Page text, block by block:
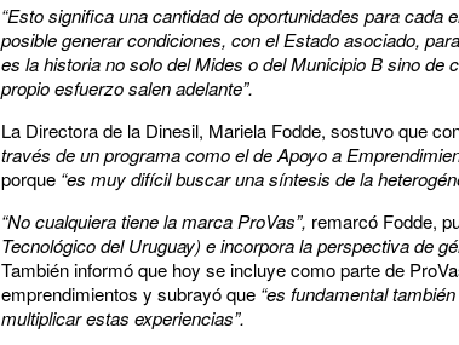
“Esto significa una cantidad de oportunidades para
posible generar condiciones, con el Estado asociado,
es la historia no solo del Mides o del Municipio B sino
propio esfuerzo salen adelante”.
La Directora de la Dinesil, Mariela Fodde, sostuvo que
través de un programa como el de Apoyo a
porque “es muy difícil buscar una síntesis de la
“No cualquiera tiene la marca ProVas”, remarcó Fodde,
Tecnológico del Uruguay) e incorpora la perspectiva de
También informó que hoy se incluye como parte de
emprendimientos y subrayó que “es fundamental
multiplicar estas experiencias”.